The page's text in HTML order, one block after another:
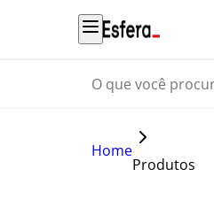
O que você procura?
Home
Produtos